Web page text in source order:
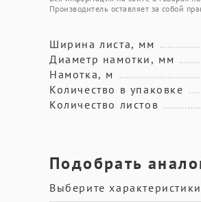
Производитель оставляет за собой
Ширина листа, мм
Диаметр намотки, мм
Намотка, м
Количество в упаковке
Количество листов
Подобрать
Выберите характеристики